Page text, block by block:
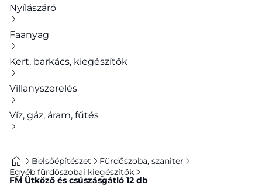
Nyílászáró
Faanyag
Kert, barkács, kiegészítők
Villanyszerelés
Víz, gáz, áram, fűtés
Belsőépítészet
Fürdőszoba, szaniter
Egyéb fürdőszobai kiegészítők
FM Ütköző és csúszásgátló 12 db